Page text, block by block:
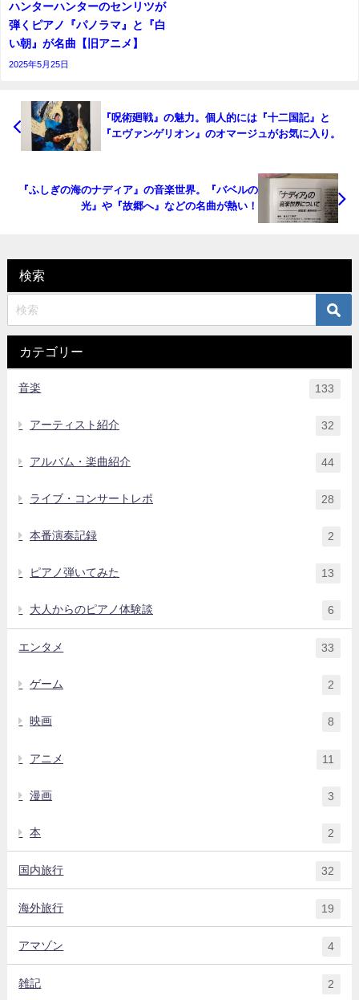
ハンターハンターのセンリツが
弾くピアノ『パノラマ』と『白
い朝』が名曲【旧アニメ】
2025年5月25日
『呪術廻戦』の魅力。個人的には『十二国記』と
『エヴァンゲリオン』のオマージュがお気に入り。
『ふしぎの海のナディア』の音楽世界。『バベルの
光』や『故郷へ』などの名曲が熱い！
検索
カテゴリー
音楽 133
アーティスト紹介 32
アルバム・楽曲紹介 44
ライブ・コンサートレポ 28
本番演奏記録 2
ピアノ弾いてみた 13
大人からのピアノ体験談 6
エンタメ 33
ゲーム 2
映画 8
アニメ 11
漫画 3
本 2
国内旅行 32
海外旅行 19
アマゾン 4
雑記 2